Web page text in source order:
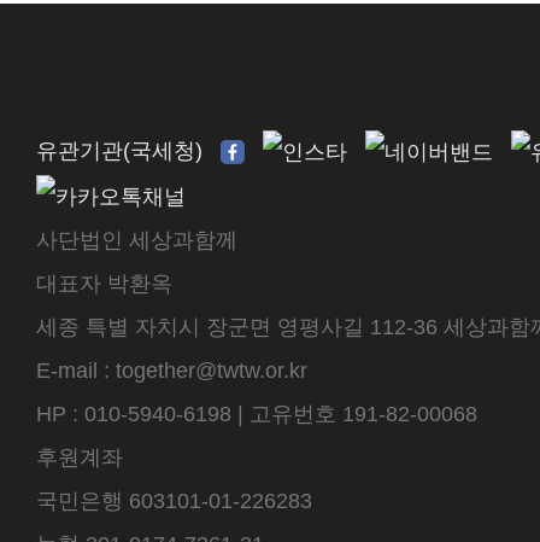
유관기관(국세청)
사단법인 세상과함께
대표자 박환옥
세종 특별 자치시 장군면 영평사길 112-36 세상과
E-mail : together@twtw.or.kr
HP : 010-5940-6198 | 고유번호 191-82-00068
후원계좌
국민은행 603101-01-226283